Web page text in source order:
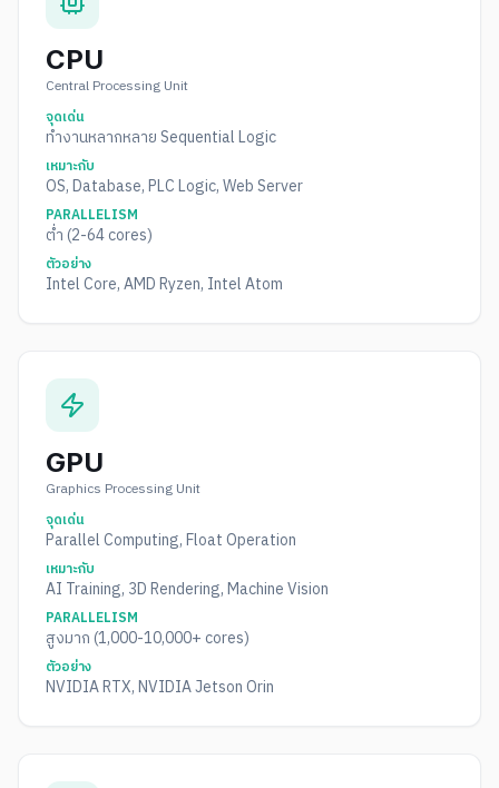
CPU
Central Processing Unit
จุดเด่น
ทำงานหลากหลาย Sequential Logic
เหมาะกับ
OS, Database, PLC Logic, Web Server
PARALLELISM
ต่ำ (2-64 cores)
ตัวอย่าง
Intel Core, AMD Ryzen, Intel Atom
GPU
Graphics Processing Unit
จุดเด่น
Parallel Computing, Float Operation
เหมาะกับ
AI Training, 3D Rendering, Machine Vision
PARALLELISM
สูงมาก (1,000-10,000+ cores)
ตัวอย่าง
NVIDIA RTX, NVIDIA Jetson Orin